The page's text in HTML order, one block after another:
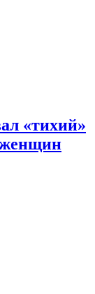
«тихий»
женщин